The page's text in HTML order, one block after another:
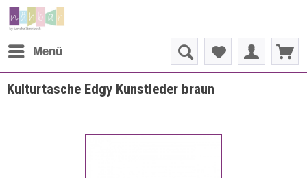
Menü
Kulturtasche Edgy Kunstleder braun